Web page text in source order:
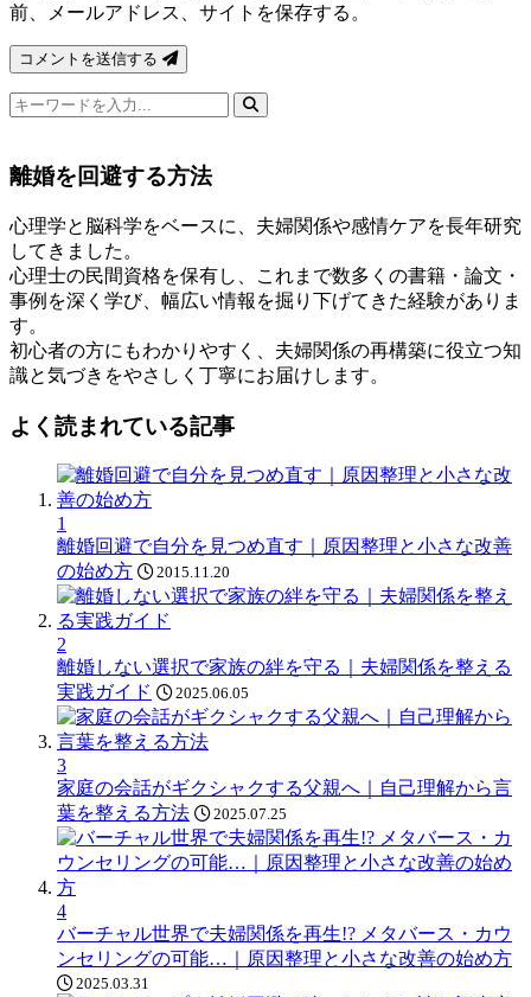
前、メールアドレス、サイトを保存する。
コメントを送信する
検
ー
ー
ド
離婚を回避する方法
心理学と脳科学をベースに、夫婦関係や感情ケアを長年研究
してきました。
心理士の民間資格を保有し、これまで数多くの書籍・論文・
事例を深く学び、幅広い情報を掘り下げてきた経験がありま
す。
初心者の方にもわかりやすく、夫婦関係の再構築に役立つ知
識と気づきをやさしく丁寧にお届けします。
よく読まれている記事
1
離婚回避で自分を見つめ直す｜原因整理と小さな改善
の始め方
2015.11.20
2
離婚しない選択で家族の絆を守る｜夫婦関係を整える
実践ガイド
2025.06.05
3
家庭の会話がギクシャクする父親へ｜自己理解から言
葉を整える方法
2025.07.25
4
バーチャル世界で夫婦関係を再生!? メタバース・カウ
ンセリングの可能…｜原因整理と小さな改善の始め方
2025.03.31